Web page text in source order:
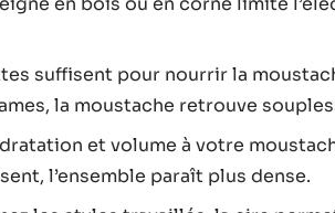
suffisent pour nourrir la
la moustache retrouve
et volume à votre
l’ensemble paraît plus dense.